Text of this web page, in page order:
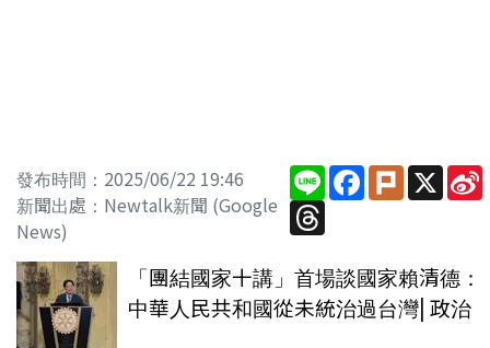
發布時間：2025/06/22 19:46
新聞出處：Newtalk新聞 (Google
News)
Line Facebook
PlurkX
Threads
「團結國家十講」首場談國家賴清德：
中華人民共和國從未統治過台灣| 政治